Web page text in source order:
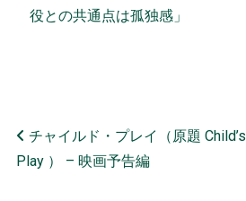
役との共通点は孤独感」
Post navigation
チャイルド・プレイ（原題 Child’s
Play ） – 映画予告編